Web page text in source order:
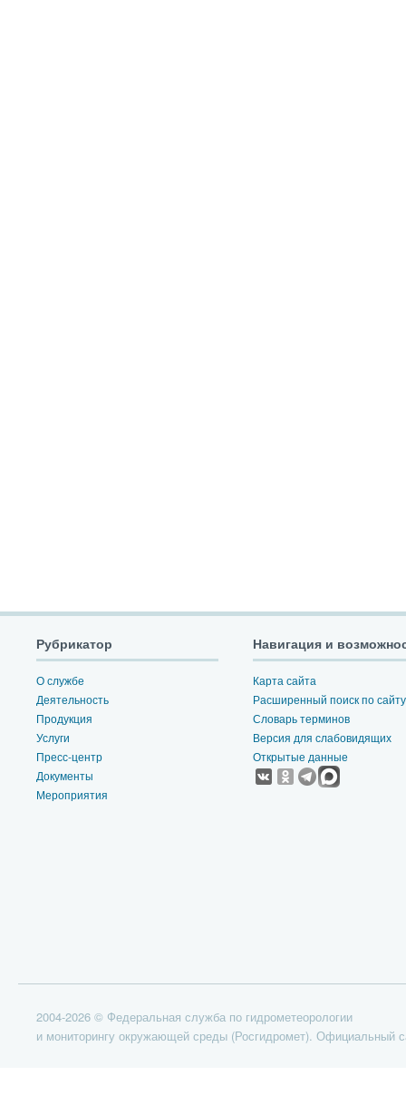
Рубрикатор
О службе
Деятельность
Продукция
Услуги
Пресс-центр
Документы
Мероприятия
Навигация и
Карта сайта
Расширенный поиск по сайту
Словарь терминов
Версия для слабовидящих
Открытые данные
2004-2026 © Федеральная служба по гидрометеорологии
и мониторингу окружающей среды (Росгидромет). Официальный